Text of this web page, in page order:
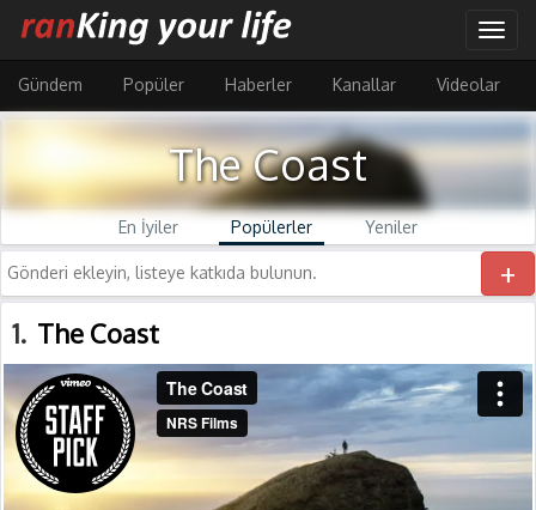
içeriğe
atla
Gündem
Popüler Haberler Kanallar Videolar
The Coast
En İyiler Popülerler Yeniler
+
1 The Coast